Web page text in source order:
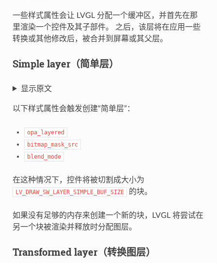
一些样式属性会让 LVGL 分配一个缓冲区，并首先在那
里渲染一个控件及其子部件。 之后，该层将在应用一些
转换或其他修改后，被合并到屏幕或其父层。
Simple layer（简单层）
显示原文
以下样式属性会触发创建“简单层”：
opa_layered
bitmap_mask_src
blend_mode
在这种情况下，控件将被切割成大小为
LV_DRAW_SW_LAYER_SIMPLE_BUF_SIZE 的块。
如果没有足够的内存来创建一个新的块，LVGL 将尝试在
另一个块被渲染并释放时分配图层。
Transformed layer（转换图层）